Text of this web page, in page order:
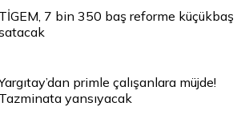
TİGEM, 7 bin 350 baş reforme küçükbaş
primle çalışanlara müjde!
Tazminata yansıyacak